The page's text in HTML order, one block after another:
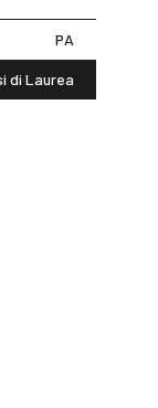
PA
di Laurea